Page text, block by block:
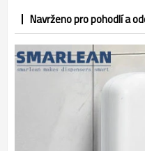
Navrženo pro pohodlí a